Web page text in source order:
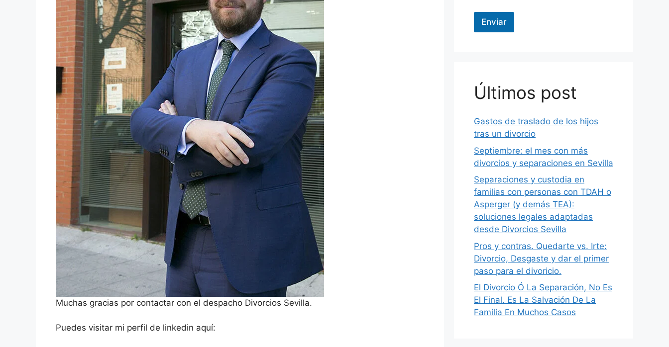
Muchas gracias por contactar con el despacho Divorcios Sevilla.
Puedes visitar mi perfil de linkedin aquí:
Enviar
Últimos post
Gastos de traslado de los hijos
tras un divorcio
Septiembre: el mes con más
divorcios y separaciones en Sevilla
Separaciones y custodia en
familias con personas con TDAH o
Asperger (y demás TEA):
soluciones legales adaptadas
desde Divorcios Sevilla
Pros y contras. Quedarte vs. Irte:
Divorcio, Desgaste y dar el primer
paso para el divoricio.
El Divorcio Ó La Separación, No Es
El Final. Es La Salvación De La
Familia En Muchos Casos